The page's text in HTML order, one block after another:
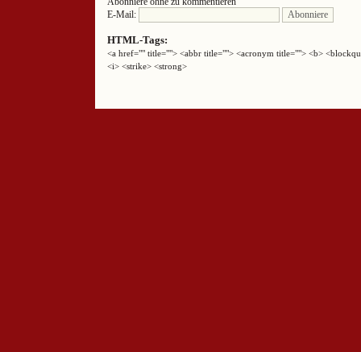
E-Mail:
HTML-Tags:
<a href="" title=""> <abbr title=""> <acronym title=""> <b>
<i> <strike> <strong>